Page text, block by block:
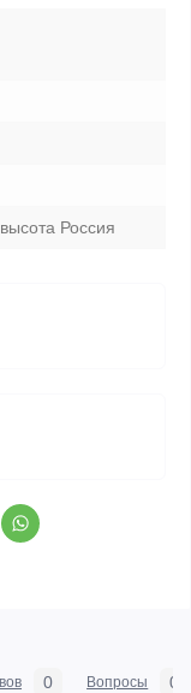
Россия
0 Вопросы 0